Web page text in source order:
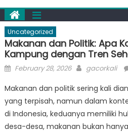
Uncategorized
Makanan dan Politik: Apa
Kampung dengan Tren
Posted
February 28, 2026 Author
gacorkali
Makanan dan politik sering kali
yang terpisah, namun dalam
di Indonesia, keduanya memiliki
desa-desa, makanan bukan